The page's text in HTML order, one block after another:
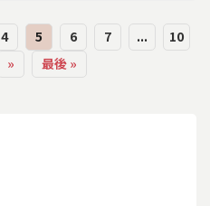
4 5 6 7 ...
10
» 最後 »